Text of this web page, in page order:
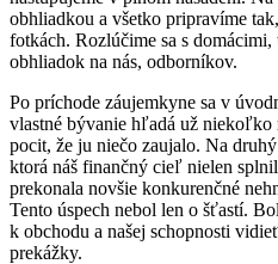
obhliadkou a všetko pripravíme
fotkách. Rozlúčime sa s
obhliadok na nás, odborníkov.
Po príchode záujemkyne sa v
vlastné bývanie hľadá už niekoľko
pocit, že ju niečo zaujalo. Na
ktorá náš finančný cieľ nielen
prekonala novšie konkurenčné
Tento úspech nebol len o šťastí.
k obchodu a našej schopnosti
prekážky.